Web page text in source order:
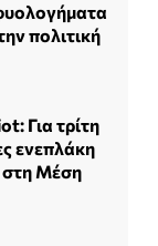
πολιτική
Για τρίτη
ενεπλάκη
Μέση